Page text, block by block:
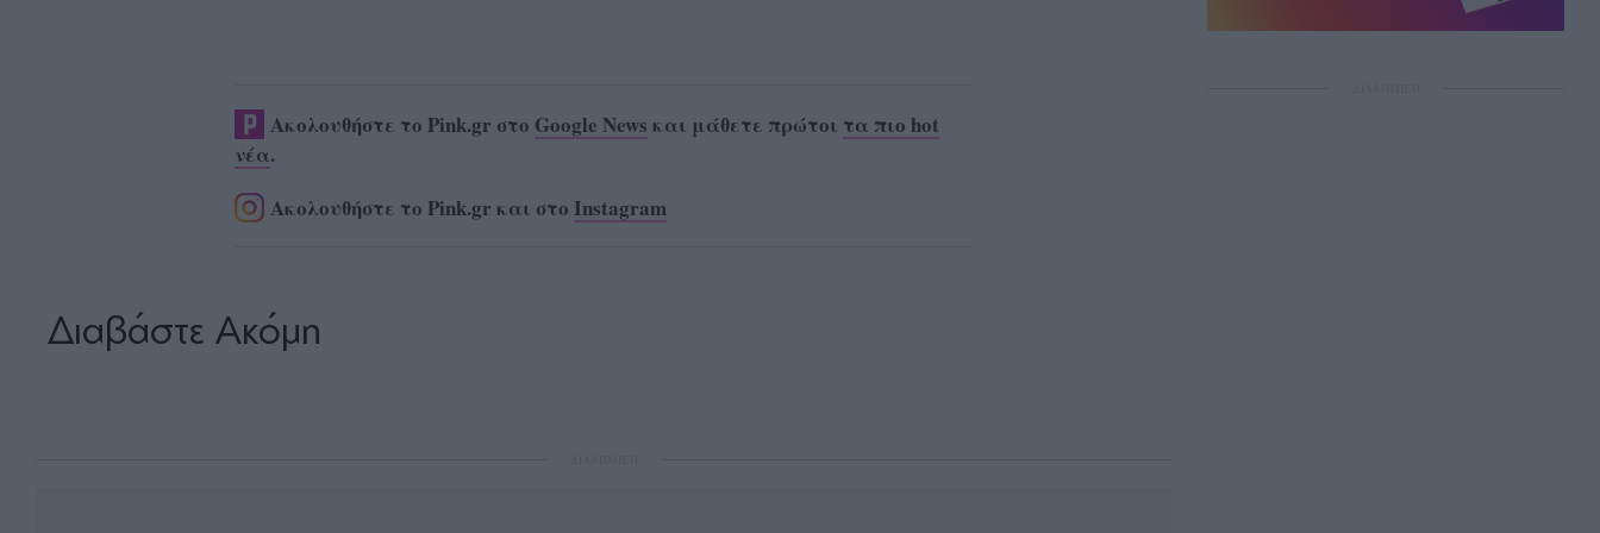
Ακολουθήστε το Pink.gr στο Google News και μάθετε πρώτοι τα πιο hot
νέα.
Ακολουθήστε το Pink.gr και στο Instagram
Διαβάστε Ακόμη